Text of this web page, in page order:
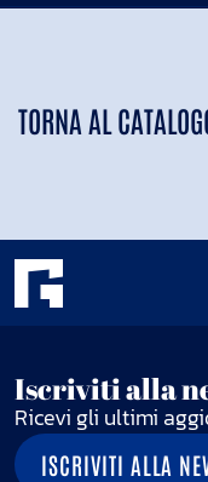
TORNA AL
Iscriviti alla
Ricevi gli ultimi
ISCRIVITI ALLA